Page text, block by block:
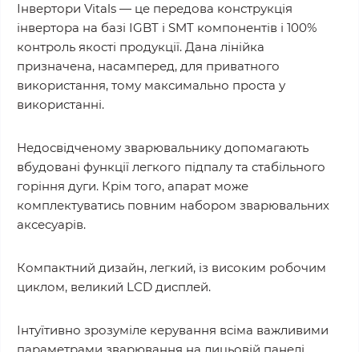
Інвертори Vitals — це передова конструкція
інвертора на базі IGBT і SMT компонентів і 100%
контроль якості продукції. Дана лінійка
призначена, насамперед, для приватного
використання, тому максимально проста у
використанні.
Недосвідченому зварювальнику допомагають
вбудовані функції легкого підпалу та стабільного
горіння дуги. Крім того, апарат може
комплектуватись повним набором зварювальних
аксесуарів.
Компактний дизайн, легкий, із високим робочим
циклом, великий LCD дисплей.
Інтуїтивно зрозуміле керування всіма важливими